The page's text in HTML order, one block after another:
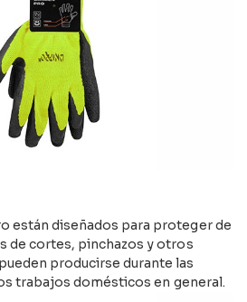
están diseñados para proteger de
de cortes, pinchazos y otros
producirse durante las
trabajos domésticos en general.